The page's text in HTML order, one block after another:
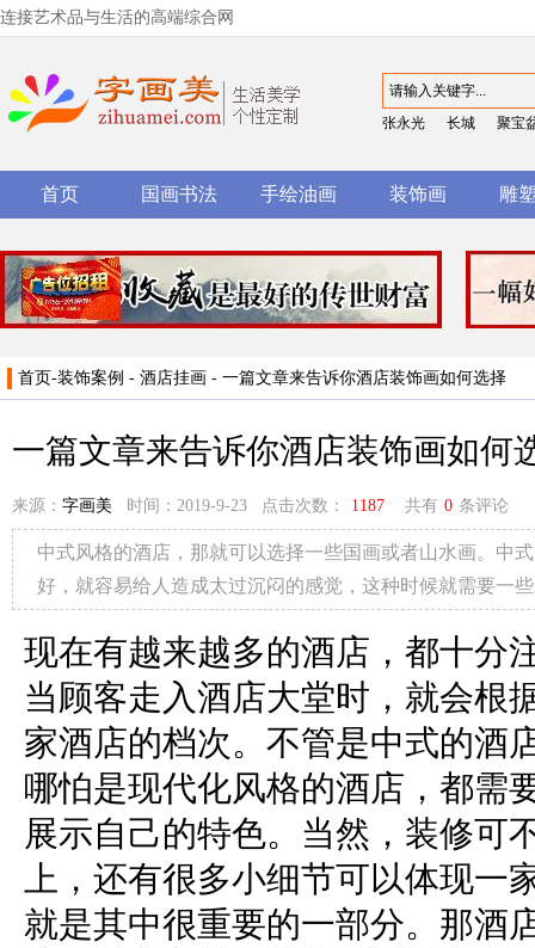
连接艺术品与生活的高端综合网
张永光 长城 聚宝
首页 国画书法 手绘油画 装饰画 雕
首页-装饰案例 - 酒店挂画 - 一篇文章来告诉你酒店装饰画如何选择
一篇文章来告诉你酒店装饰画如何
来源： 字画美 时间：2019-9-23 点击次数： 1187 共有 0 条评论
中式风格的酒店，那就可以选择一些国画或者山水画。中
好，就容易给人造成太过沉闷的感觉，这种时候就需要一
现在有越来越多的酒店，都十分
当顾客走入酒店大堂时，就会根
家酒店的档次。不管是中式的酒
哪怕是现代化风格的酒店，都需
展示自己的特色。当然，装修可
上，还有很多小细节可以体现一
就是其中很重要的一部分。那酒